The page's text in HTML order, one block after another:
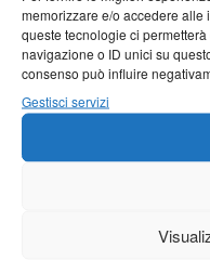
memorizzare e/o accedere alle
queste tecnologie ci
navigazione o ID unici su
consenso può influire
Gestisci servizi
Barga